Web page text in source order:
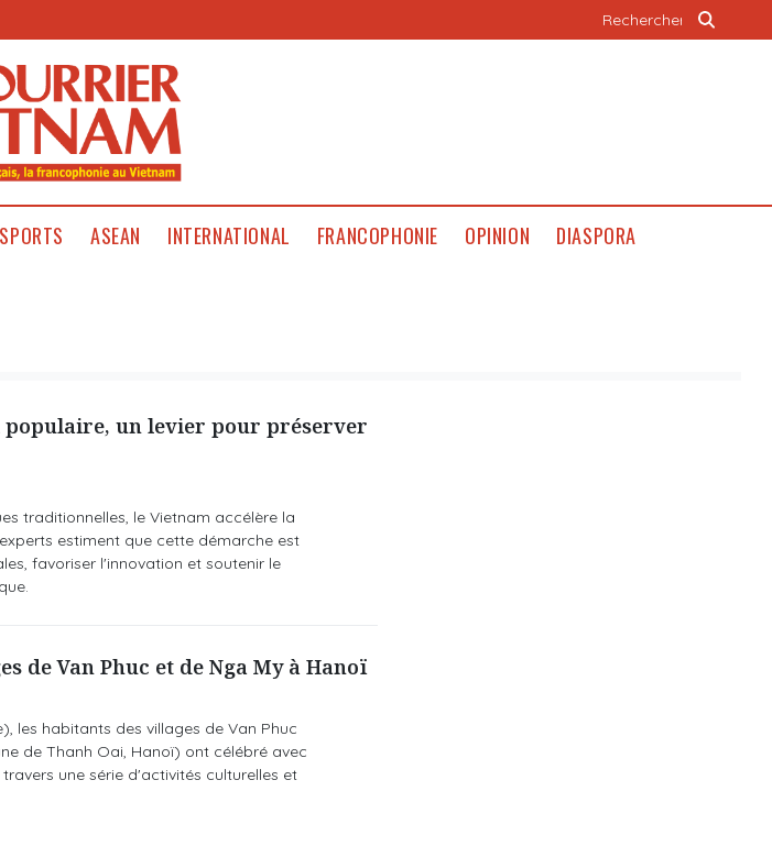
SPORTS ASEAN INTERNATIONAL FRANCOPHONIE OPINION DIASPORA
un levier pour préserver
traditionnelles, le Vietnam accélère la
estiment que cette démarche est
favoriser l'innovation et soutenir le
de Van Phuc et de Nga My à Hanoï
les habitants des villages de Van Phuc
de Thanh Oai, Hanoï) ont célébré avec
une série d'activités culturelles et